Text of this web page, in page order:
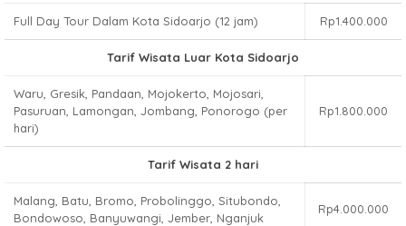
Full Day Tour Dalam Kota Sidoarjo (12 jam) Rp1.400.000
Tarif Wisata Luar Kota Sidoarjo
Waru, Gresik, Pandaan, Mojokerto, Mojosari,
Pasuruan, Lamongan, Jombang, Ponorogo (per
hari)
Rp1.800.000
Tarif Wisata 2 hari
Malang, Batu, Bromo, Probolinggo, Situbondo,
Bondowoso, Banyuwangi, Jember, Nganjuk
Rp4.000.000